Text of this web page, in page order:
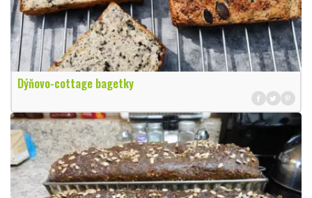
Dýňovo-cottage bagetky